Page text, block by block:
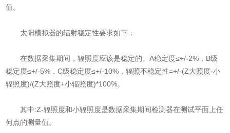
值。
太阳模拟器的辐射稳定性要求如下：
在数据采集期间，辐照度应该是稳定的。A稳定度≤+/-2%，B级
稳定度≤+/-5%，C级稳定度≤+/-10%，辐照不稳定性=+/-(Z大照度-小
辐照度)/(Z大照度+小辐照度)*100%。
其中:Z-辐照度和小辐照度是数据采集期间检测器在测试平面上任
何点的测量值。